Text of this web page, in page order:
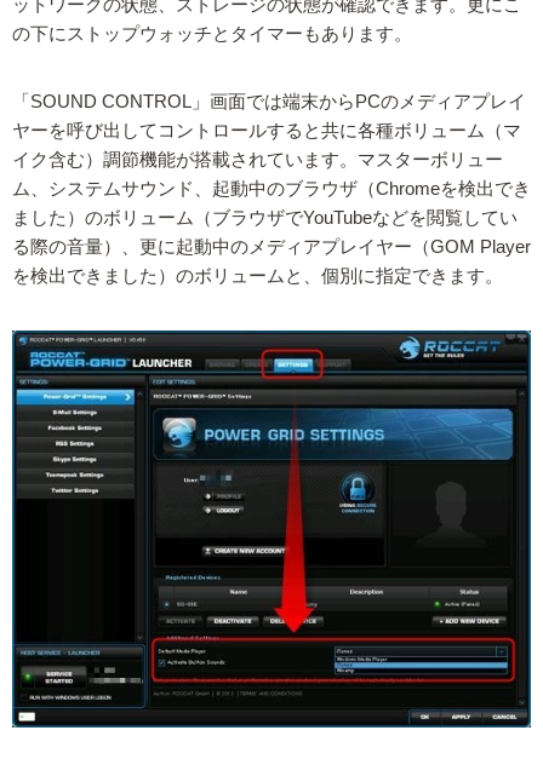
ットワークの状態、ストレージの状態が確認できます。更にこ
の下にストップウォッチとタイマーもあります。
「SOUND CONTROL」画面では端末からPCのメディアプレイ
ヤーを呼び出してコントロールすると共に各種ボリューム（マ
イク含む）調節機能が搭載されています。マスターボリュー
ム、システムサウンド、起動中のブラウザ（Chromeを検出でき
ました）のボリューム（ブラウザでYouTubeなどを閲覧してい
る際の音量）、更に起動中のメディアプレイヤー（GOM Player
を検出できました）のボリュームと、個別に指定できます。